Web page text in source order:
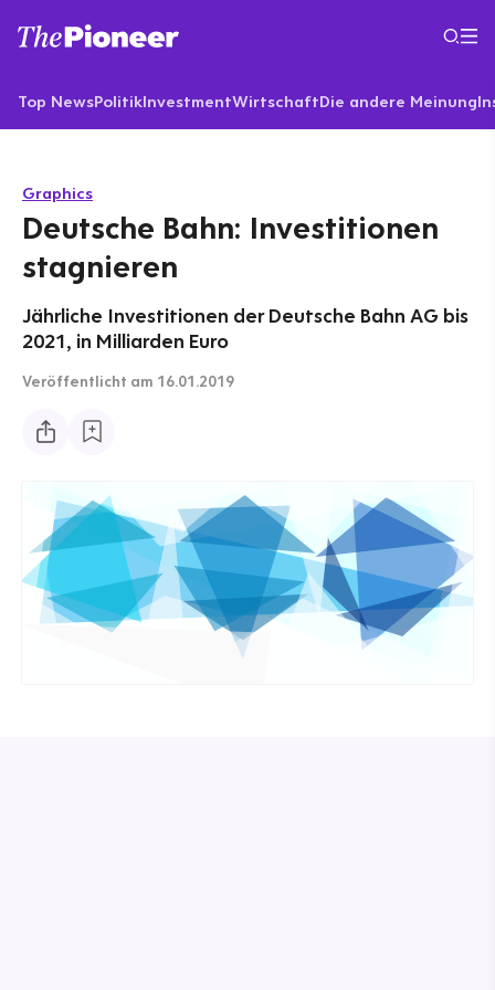
Top NewsPolitikInvestmentWirtschaftDie andere Meinung
Graphics
Deutsche Bahn: Investitionen
stagnieren
Jährliche Investitionen der Deutsche Bahn AG bis
2021, in Milliarden Euro
Veröffentlicht am 16.01.2019